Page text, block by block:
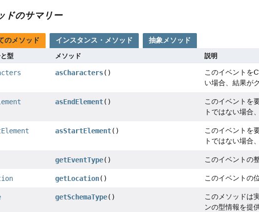
ドのサマリー
のメソッド インスタンス・メソッド 抽象メソッド
型 メソッド 説明
asCharacters()
このイベントを
い場合、結果が
asEndElement()
このイベントを
トではない場合
asStartElement()
このイベントを
トではない場合
getEventType() このイベントの
getLocation() このイベントの
getSchemaType()
このメソッドは
ンの型情報を提